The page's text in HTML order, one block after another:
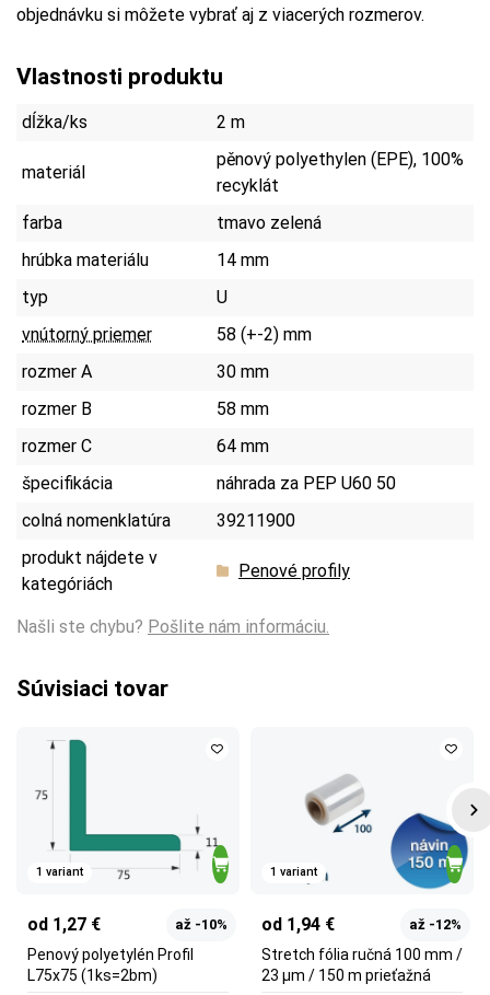
objednávku si môžete vybrať aj z viacerých rozmerov.
Vlastnosti produktu
dĺžka/ks 2 m
materiál
pěnový polyethylen (EPE), 100%
recyklát
farba
tmavo zelená
hrúbka materiálu
14 mm
typ
U
vnútorný priemer
58 (+-2) mm
rozmer A
30 mm
rozmer B
58 mm
rozmer C
64 mm
špecifikácia
náhrada za PEP U60 50
colná nomenklatúra
39211900
produkt nájdete v
kategóriách
Penové profily
Našli ste chybu? Pošlite nám informáciu.
Súvisiaci tovar
1 variant
od 1,27 € až -10%
Penový polyetylén Profil
L75x75 (1ks=2bm)
1 variant
od 1,94 € až -12%
Stretch fólia ručná 100 mm /
23 µm / 150 m prieťažná